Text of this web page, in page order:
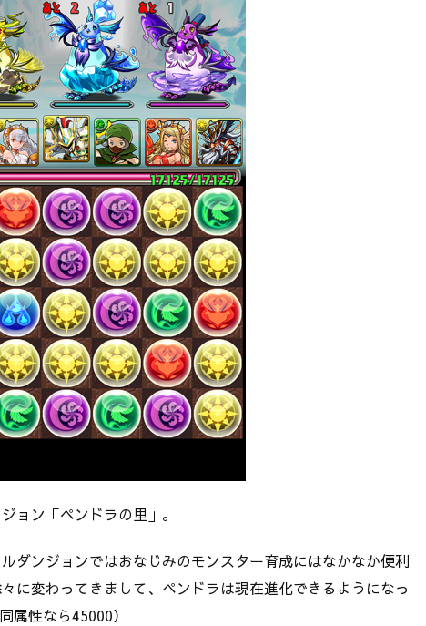
ョン「ペンドラの里」。
ダンジョンではおなじみのモンスター育成にはなかなか便利
に変わってきまして、ペンドラは現在進化できるようになっ
属性なら45000）